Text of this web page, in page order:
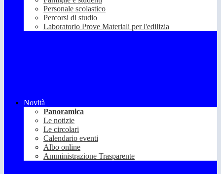
Personale scolastico
Percorsi di studio
Laboratorio Prove Materiali per l'edilizia
Novità
Panoramica
Le notizie
Le circolari
Calendario eventi
Albo online
Amministrazione Trasparente